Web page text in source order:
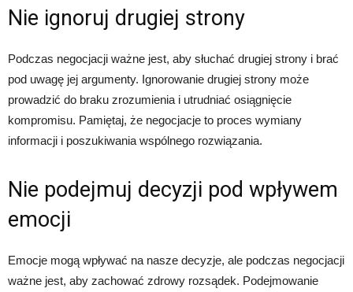
Nie ignoruj drugiej strony
Podczas negocjacji ważne jest, aby słuchać drugiej strony i brać
pod uwagę jej argumenty. Ignorowanie drugiej strony może
prowadzić do braku zrozumienia i utrudniać osiągnięcie
kompromisu. Pamiętaj, że negocjacje to proces wymiany
informacji i poszukiwania wspólnego rozwiązania.
Nie podejmuj decyzji pod wpływem
emocji
Emocje mogą wpływać na nasze decyzje, ale podczas negocjacji
ważne jest, aby zachować zdrowy rozsądek. Podejmowanie